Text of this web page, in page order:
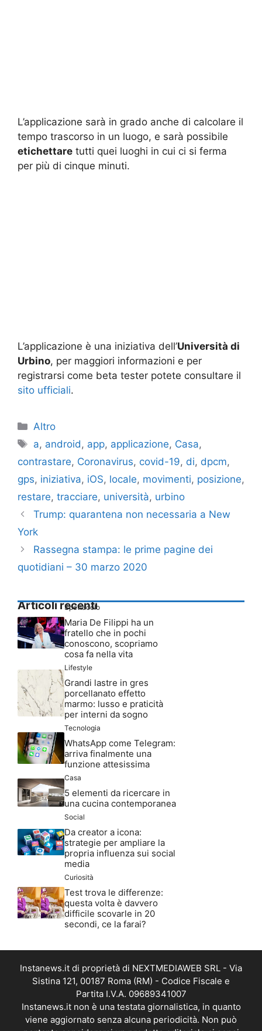
L’applicazione sarà in grado anche di calcolare il
tempo trascorso in un luogo, e sarà possibile
etichettare tutti quei luoghi in cui ci si ferma
per più di cinque minuti.
L’applicazione è una iniziativa dell’Università di
Urbino, per maggiori informazioni e per
registrarsi come beta tester potete consultare il
sito ufficiali.
Categorie
Altro
Tag
a, android, app, applicazione, Casa,
contrastare, Coronavirus, covid-19, di, dpcm,
gps, iniziativa, iOS, locale, movimenti, posizione,
restare, tracciare, università, urbino
Trump: quarantena non necessaria a New
York
Rassegna stampa: le prime pagine dei
quotidiani – 30 marzo 2020
Articoli recenti
Spettacolo
Maria De Filippi ha un
fratello che in pochi
conoscono, scopriamo
cosa fa nella vita
Lifestyle
Grandi lastre in gres
porcellanato effetto
marmo: lusso e praticità
per interni da sogno
Tecnologia
WhatsApp come Telegram:
arriva finalmente una
funzione attesissima
Casa
5 elementi da ricercare in
una cucina contemporanea
Social
Da creator a icona:
strategie per ampliare la
propria influenza sui social
media
Curiosità
Test trova le differenze:
questa volta è davvero
difficile scovarle in 20
secondi, ce la farai?
Instanews.it di proprietà di NEXTMEDIAWEB SRL - Via
Sistina 121, 00187 Roma (RM) - Codice Fiscale e
Partita I.V.A. 09689341007
Instanews.it non è una testata giornalistica, in quanto
viene aggiornato senza alcuna periodicità. Non può